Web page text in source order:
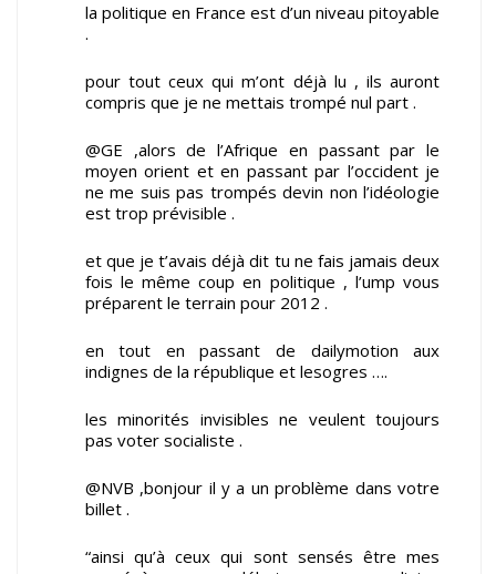
la politique en France est d’un niveau pitoyable
.
pour tout ceux qui m’ont déjà lu , ils auront
compris que je ne mettais trompé nul part .
@GE ,alors de l’Afrique en passant par le
moyen orient et en passant par l’occident je
ne me suis pas trompés devin non l’idéologie
est trop prévisible .
et que je t’avais déjà dit tu ne fais jamais deux
fois le même coup en politique , l’ump vous
préparent le terrain pour 2012 .
en tout en passant de dailymotion aux
indignes de la république et lesogres ….
les minorités invisibles ne veulent toujours
pas voter socialiste .
@NVB ,bonjour il y a un problème dans votre
billet .
“ainsi qu’à ceux qui sont sensés être mes